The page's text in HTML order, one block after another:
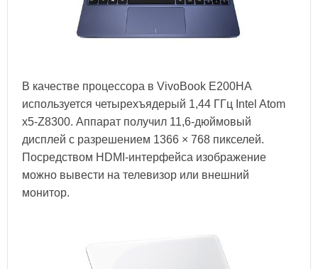
В качестве процессора в VivoBook E200HA
используется четырехъядерый 1,44 ГГц Intel Atom
x5-Z8300. Аппарат получил 11,6-дюймовый
дисплей с разрешением 1366 × 768 пикселей.
Посредством HDMI-интерфейса изображение
можно вывести на телевизор или внешний
монитор.